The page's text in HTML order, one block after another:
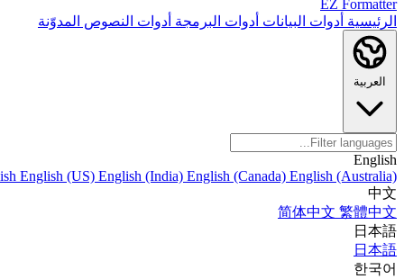
EZ Formatter
الرئيسية أدوات البيانات أدوات البرمجة أدوات النصوص المدوّنة
العربية
English
English (US) English (India) English (Canada) English (Australia)
中文
简体中文 繁體中文
日本語
日本語
한국어